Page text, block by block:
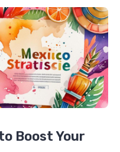
Boost Your